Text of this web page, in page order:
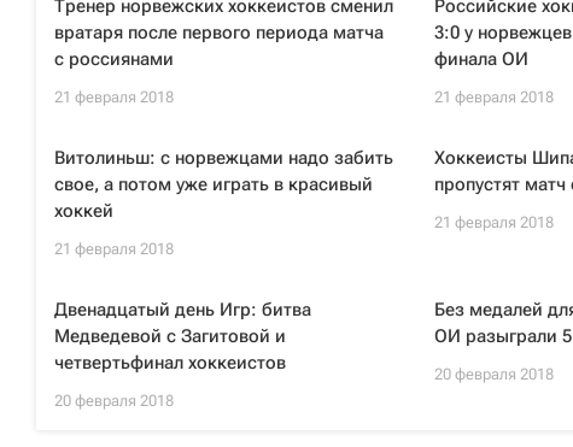
Тренер норвежских хоккеистов сменил
вратаря после первого периода матча
с россиянами
21 февраля 2018
Российские
3:0 у
финала ОИ
21 февраля 2018
Витолиньш: с норвежцами надо забить
свое, а потом уже играть в красивый
хоккей
21 февраля 2018
Хоккеисты
пропустят
21 февраля 2018
Двенадцатый день Игр: битва
Медведевой с Загитовой и
четвертьфинал хоккеистов
20 февраля 2018
Без медалей
ОИ разыграли
20 февраля 2018